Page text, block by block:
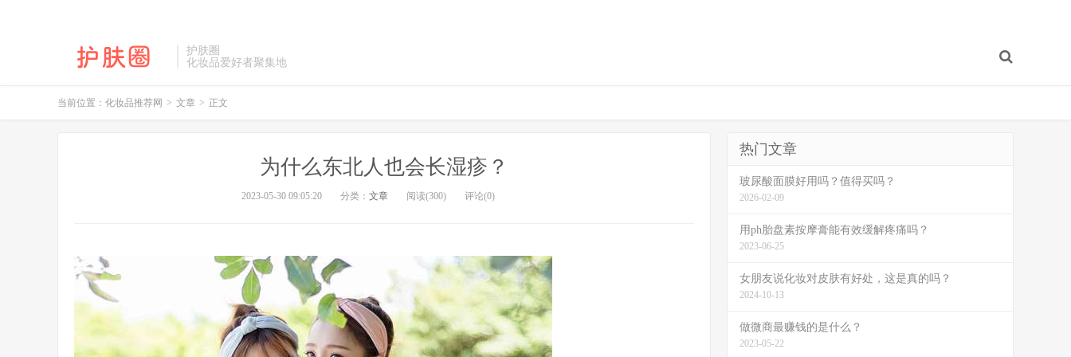
护肤圈
化妆品爱好者聚集地
当前位置： 化妆品推荐网 > 文章 > 正文
为什么东北人也会长湿疹？
2023-05-30 09:05:20 分类： 文章 阅读(300) 评论(0)
热门文章
玻尿酸面膜好用吗？值得买吗？
2026-02-09
用ph胎盘素按摩膏能有效缓解疼痛吗？
2023-06-25
女朋友说化妆对皮肤有好处，这是真的吗？
2024-10-13
做微商最赚钱的是什么？
2023-05-22